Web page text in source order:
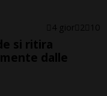
4 gior 2 10
si ritira
dalle